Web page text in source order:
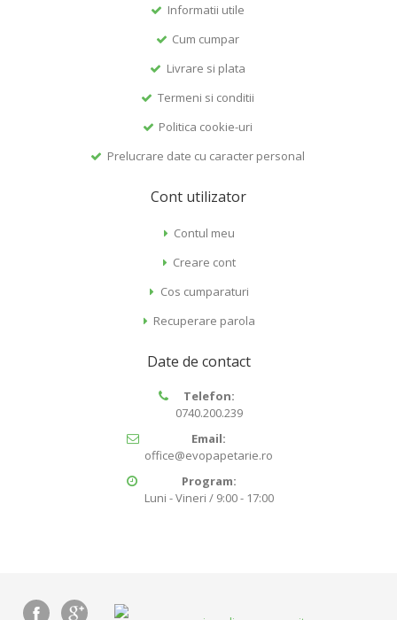
Informatii utile
Cum cumpar
Livrare si plata
Termeni si conditii
Politica cookie-uri
Prelucrare date cu caracter personal
Cont utilizator
Contul meu
Creare cont
Cos cumparaturi
Recuperare parola
Date de contact
Telefon:
0740.200.239
Email:
office@evopapetarie.ro
Program:
Luni - Vineri / 9:00 - 17:00